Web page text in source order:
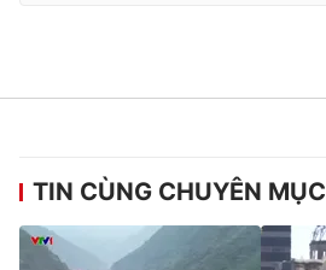
TIN CÙNG CHUYÊN MỤC